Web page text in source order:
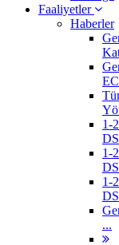
Faaliyetler
Haberler
1-
1-
1-
...